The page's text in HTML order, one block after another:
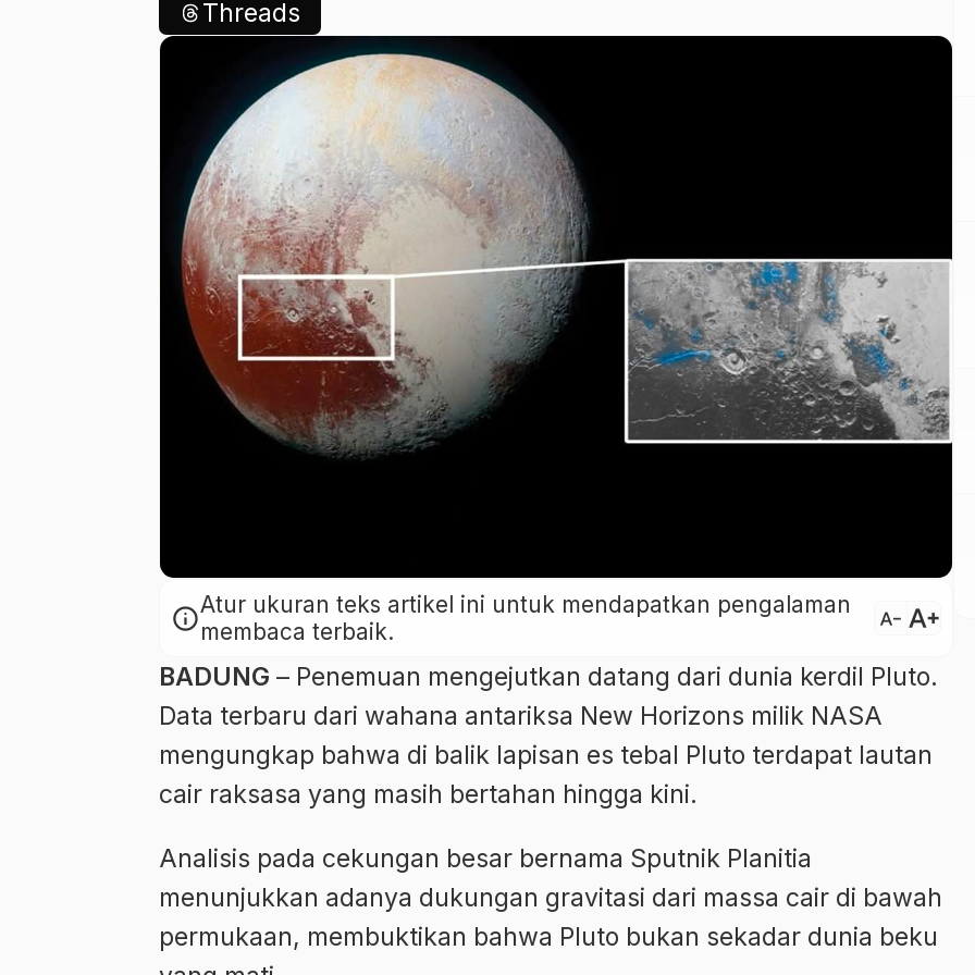
Threads
infoAtur ukuran teks artikel ini untuk mendapatkan pengalaman
membaca terbaik.
text_decrease text_increase
BADUNG – Penemuan mengejutkan datang dari dunia kerdil Pluto.
Data terbaru dari wahana antariksa New Horizons milik NASA
mengungkap bahwa di balik lapisan es tebal Pluto terdapat lautan
cair raksasa yang masih bertahan hingga kini.
Analisis pada cekungan besar bernama Sputnik Planitia
menunjukkan adanya dukungan gravitasi dari massa cair di bawah
permukaan, membuktikan bahwa Pluto bukan sekadar dunia beku